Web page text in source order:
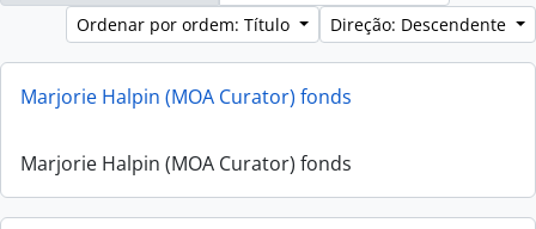
Ordenar por ordem: Título
Direção: Descendente
Marjorie Halpin (MOA Curator) fonds
Marjorie Halpin (MOA Curator) fonds